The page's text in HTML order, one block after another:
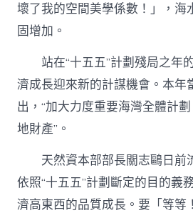
壞了我的空間美學係數！」，海
固增加。
站在“十五五”計劃殘局之年
濟成長迎來新的計謀機會。本年
出，“加大力度重要海灣全體計
地財產”。
天然資本部部長關志鷗日前
依照“十五五”計劃斷定的目的義
濟高東西的品質成長。要「等等